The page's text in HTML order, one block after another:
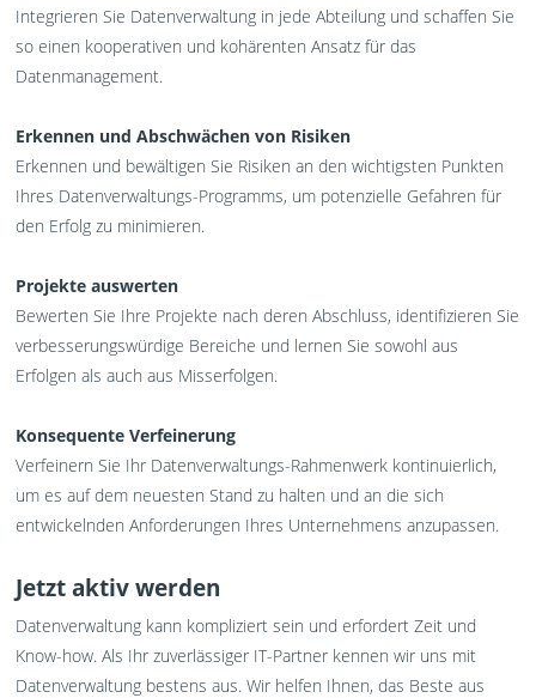
Integrieren Sie Datenverwaltung in jede Abteilung und schaffen Sie
so einen kooperativen und kohärenten Ansatz für das
Datenmanagement.
Erkennen und Abschwächen von Risiken
Erkennen und bewältigen Sie Risiken an den wichtigsten Punkten
Ihres Datenverwaltungs-Programms, um potenzielle Gefahren für
den Erfolg zu minimieren.
Projekte auswerten
Bewerten Sie Ihre Projekte nach deren Abschluss, identifizieren Sie
verbesserungswürdige Bereiche und lernen Sie sowohl aus
Erfolgen als auch aus Misserfolgen.
Konsequente Verfeinerung
Verfeinern Sie Ihr Datenverwaltungs-Rahmenwerk kontinuierlich,
um es auf dem neuesten Stand zu halten und an die sich
entwickelnden Anforderungen Ihres Unternehmens anzupassen.
Jetzt aktiv werden
Datenverwaltung kann kompliziert sein und erfordert Zeit und
Know-how. Als Ihr zuverlässiger IT-Partner kennen wir uns mit
Datenverwaltung bestens aus. Wir helfen Ihnen, das Beste aus